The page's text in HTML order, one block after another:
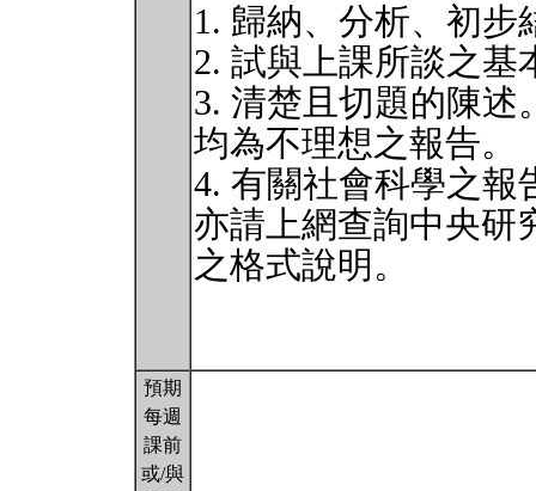
1. 歸納、分析、初步
2. 試與上課所談之基
3. 清楚且切題的陳述
均為不理想之報告。
4. 有關社會科學之報
亦請上網查詢中央研
之格式說明。
預期
每週
課前
或/與